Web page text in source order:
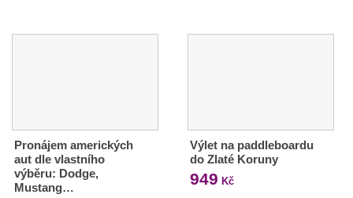
Pronájem amerických
aut dle vlastního
výběru: Dodge,
Mustang…
Výlet na paddleboardu
do Zlaté Koruny
949 Kč